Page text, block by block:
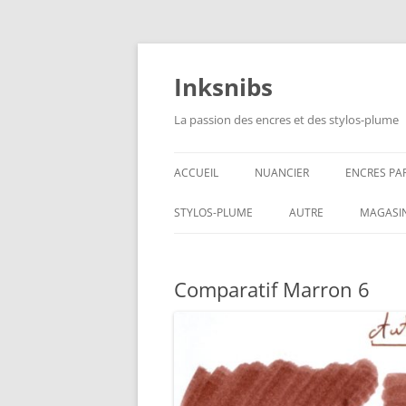
Aller
contenu
Inksnibs
La passion des encres et des stylos-plume
ACCUEIL NUANCIER ENCRES
ENCRES
ENCRES
ENCRES
ENCRES
ENCRES
STYLOS-PLUME AUTRE
CULINAIRE
Comparatif Marron 6